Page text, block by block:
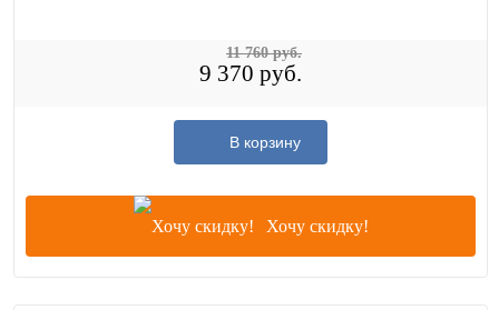
9 370 руб.
11 760 руб.
В корзину
Хочу скидку!